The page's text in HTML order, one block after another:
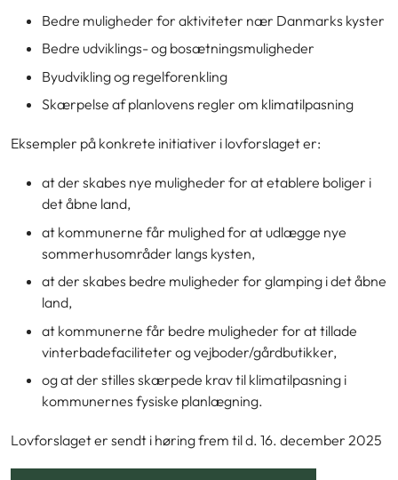
Bedre muligheder for aktiviteter nær Danmarks kyster
Bedre udviklings- og bosætningsmuligheder
Byudvikling og regelforenkling
Skærpelse af planlovens regler om klimatilpasning
Eksempler på konkrete initiativer i lovforslaget er:
at der skabes nye muligheder for at etablere boliger i
det åbne land,
at kommunerne får mulighed for at udlægge nye
sommerhusområder langs kysten,
at der skabes bedre muligheder for glamping i det åbne
land,
at kommunerne får bedre muligheder for at tillade
vinterbadefaciliteter og vejboder/gårdbutikker,
og at der stilles skærpede krav til klimatilpasning i
kommunernes fysiske planlægning.
Lovforslaget er sendt i høring frem til d. 16. december 2025